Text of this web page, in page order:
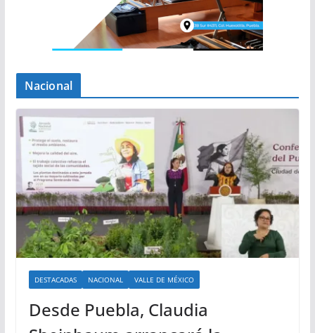
Nacional
DESTACADAS NACIONAL VALLE DE MÉXICO
Desde Puebla, Claudia